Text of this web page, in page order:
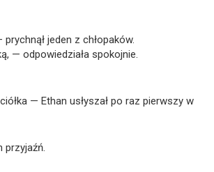
jeden z chłopaków.
— odpowiedziała spokojnie.
— Ethan usłyszał po raz pierwszy w
przyjaźń.